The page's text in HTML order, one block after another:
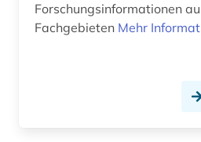
Forschungsinformationen
Fachgebieten Mehr